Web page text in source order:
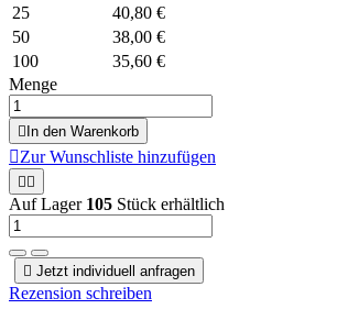
25
40,80 €
50
38,00 €
100
35,60 €
Menge
 In den Warenkorb
Zur Wunschliste hinzufügen
 
Auf Lager 105 Stück erhältlich
 Jetzt individuell anfragen
Rezension schreiben